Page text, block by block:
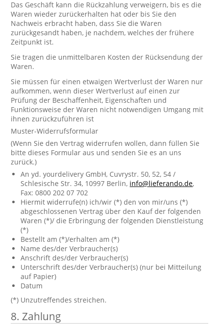
Das Geschäft kann die Rückzahlung verweigern, bis es die
Waren wieder zurückerhalten hat oder bis Sie den
Nachweis erbracht haben, dass Sie die Waren
zurückgesandt haben, je nachdem, welches der frühere
Zeitpunkt ist.
Sie tragen die unmittelbaren Kosten der Rücksendung der
Waren.
Sie müssen für einen etwaigen Wertverlust der Waren nur
aufkommen, wenn dieser Wertverlust auf einen zur
Prüfung der Beschaffenheit, Eigenschaften und
Funktionsweise der Waren nicht notwendigen Umgang mit
ihnen zurückzuführen ist
Muster-Widerrufsformular
(Wenn Sie den Vertrag widerrufen wollen, dann füllen Sie
bitte dieses Formular aus und senden Sie es an uns
zurück.)
An yd. yourdelivery GmbH, Cuvrystr. 50, 52, 54 /
Schlesische Str. 34, 10997 Berlin, info@lieferando.de,
Fax: 0800 202 07 702
Hiermit widerrufe(n) ich/wir (*) den von mir/uns (*)
abgeschlossenen Vertrag über den Kauf der folgenden
Waren (*)/ die Erbringung der folgenden Dienstleistung
(*)
Bestellt am (*)/erhalten am (*)
Name des/der Verbraucher(s)
Anschrift des/der Verbraucher(s)
Unterschrift des/der Verbraucher(s) (nur bei Mitteilung
auf Papier)
Datum
(*) Unzutreffendes streichen.
8. Zahlung